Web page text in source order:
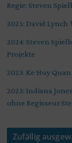
Regie: Steven
2025: David Lynch
2024: Steven
Projekte
2023: Ke Huy
2023: Indiana
ohne Regisseur
Zufällig